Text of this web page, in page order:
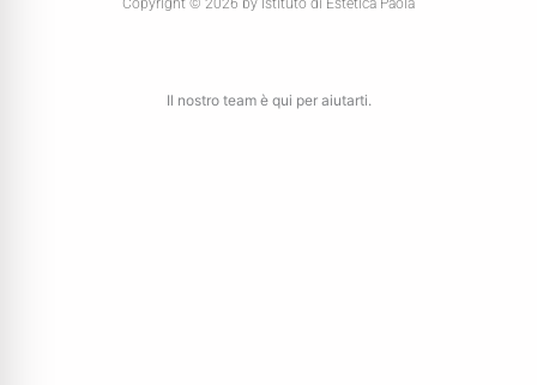
Il nostro team è qui per aiutarti.